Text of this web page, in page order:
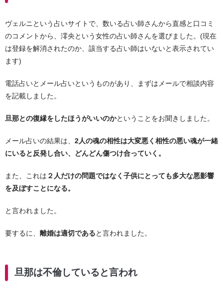
ヴェルニという占いサイトで、数いる占い師さんから直感と口コミ
のコメントから、澪央という女性の占い師さんを選びました。(現在
は登録を解消されたのか、該当する占い師はいないと表示されてい
ます)
電話占いとメール占いというものがあり、まずはメールで相談内容
を記載しました。
旦那との復縁をしたほうがいいのかということをお聞きしました。
メール占いの結果は、 2人の魂の相性は大変悪く相性の悪い魂が一緒
にいると反発し合い、どんどん傷つけ合っていく。
また、これは ２人だけの問題ではなく子供にとっても多大な悪影響
を及ぼすことになる。
と言われました。
要するに、 離婚は適切であると言われました。
旦那は不倫していると言われ